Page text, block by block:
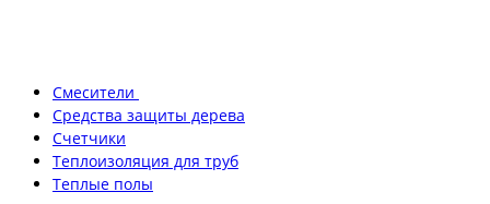
Смесители
Средства защиты дерева
Счетчики
Теплоизоляция для труб
Теплые полы